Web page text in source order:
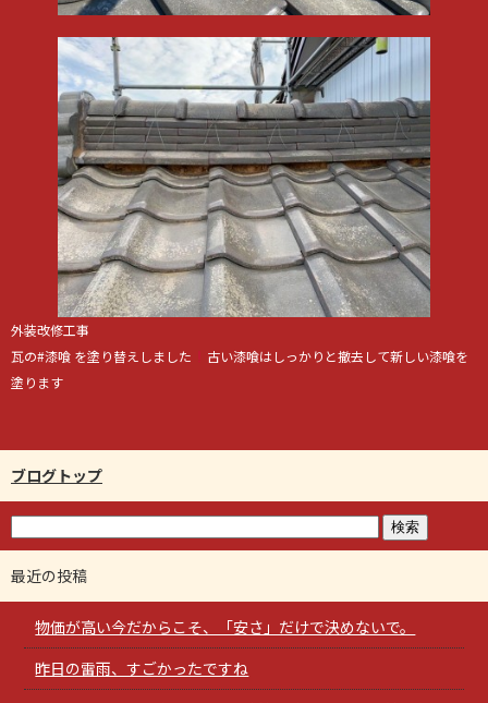
外装改修工事
瓦の#漆喰 を塗り替えしました
古い漆喰はしっかりと撤去して新しい漆喰を
塗ります
ブログトップ
最近の投稿
物価が高い今だからこそ、「安さ」だけで決めないで。
昨日の雷雨、すごかったですね